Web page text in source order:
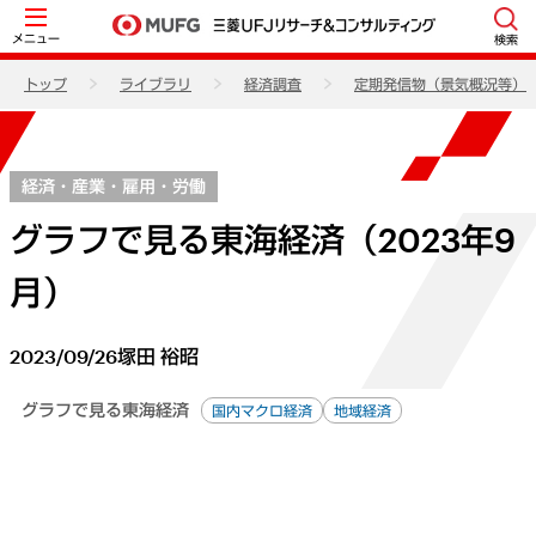
メニュー 検索
トップ ライブラリ 経済調査 定期発信物（景気概況等）
経済・産業・雇用・労働
グラフで見る東海経済（2023年9
月）
2023/09/26塚田 裕昭
グラフで見る東海経済 国内マクロ経済 地域経済